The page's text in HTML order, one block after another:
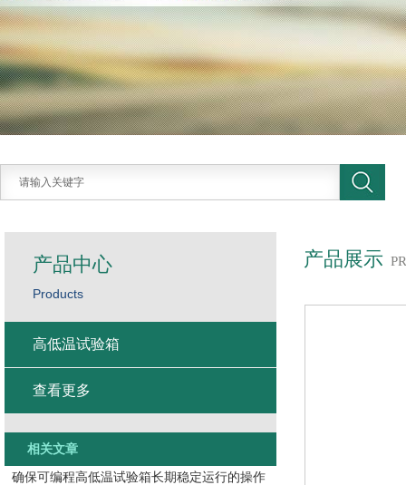
产品展示
产品中心
Products
高低温试验箱
查看更多
相关文章
确保可编程高低温试验箱长期稳定运行的操作